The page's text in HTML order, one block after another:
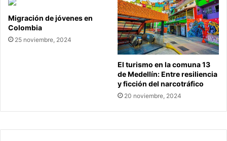
Migración de jóvenes en
Colombia
25 noviembre, 2024
El turismo en la comuna 13
de Medellín: Entre resiliencia
y ficción del narcotráfico
20 noviembre, 2024